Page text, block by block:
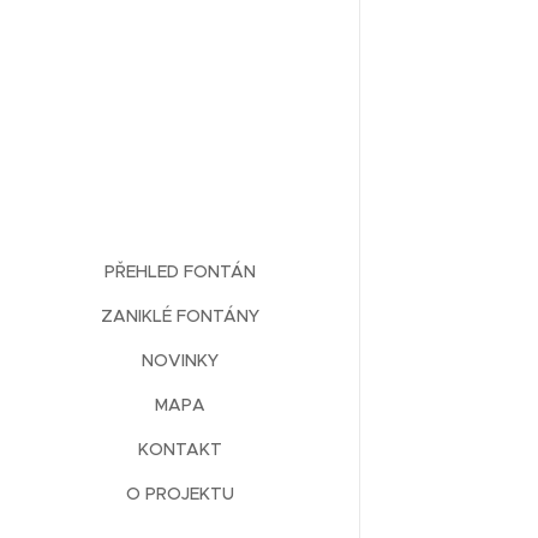
PŘEHLED FONTÁN
ZANIKLÉ FONTÁNY
NOVINKY
MAPA
KONTAKT
O PROJEKTU